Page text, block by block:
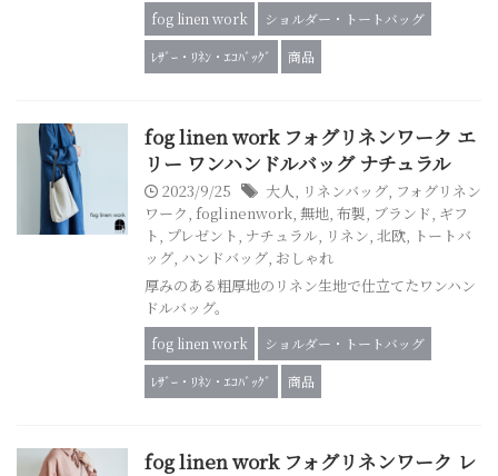
fog linen work
ショルダー・トートバッグ
ﾚｻﾞｰ・ﾘﾈﾝ・ｴｺﾊﾞｯｸﾞ
商品
fog linen work フォグリネンワーク エ
リー ワンハンドルバッグ ナチュラル
2023/9/25 大人, リネンバッグ, フォグリネン
ワーク, foglinenwork, 無地, 布製, ブランド, ギフ
ト, プレゼント, ナチュラル, リネン, 北欧, トートバ
ッグ, ハンドバッグ, おしゃれ
厚みのある粗厚地のリネン生地で仕立てたワンハン
ドルバッグ。
fog linen work
ショルダー・トートバッグ
ﾚｻﾞｰ・ﾘﾈﾝ・ｴｺﾊﾞｯｸﾞ
商品
fog linen work フォグリネンワーク レ